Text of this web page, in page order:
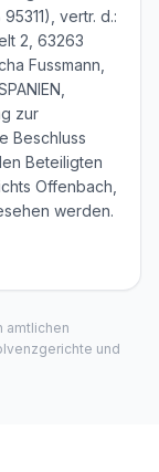
vertr. d.:
2, 63263
Fussmann,
zur
Beschluss
Beteiligten
Offenbach,
werden.
amtlichen
und